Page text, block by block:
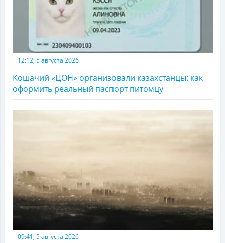
12:12, 5 августа 2026
Кошачий «ЦОН» организовали казахстанцы: как
оформить реальный паспорт питомцу
09:41, 5 августа 2026